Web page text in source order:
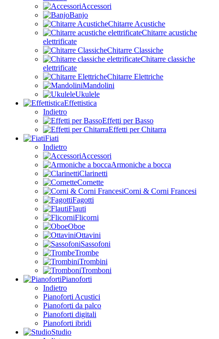
Accessori
Banjo
Chitarre Acustiche
Chitarre acustiche
elettrificate
Chitarre Classiche
Chitarre classiche
elettrificate
Chitarre Elettriche
Mandolini
Ukulele
Effettistica
Indietro
Effetti per Basso
Effetti per Chitarra
Fiati
Indietro
Accessori
Armoniche a bocca
Clarinetti
Cornette
Corni & Corni Francesi
Fagotti
Flauti
Flicorni
Oboe
Ottavini
Sassofoni
Trombe
Trombini
Tromboni
Pianoforti
Indietro
Pianoforti Acustici
Pianoforti da palco
Pianoforti digitali
Pianoforti ibridi
Studio